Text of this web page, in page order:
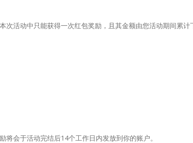
次活动中只能获得一次红包奖励，且其金额由您活动期间累计
会于活动完结后14个工作日内发放到你的账户。